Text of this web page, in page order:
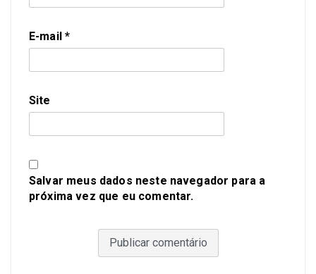
E-mail*
Site
Salvar meus dados neste navegador para a
próxima vez que eu comentar.